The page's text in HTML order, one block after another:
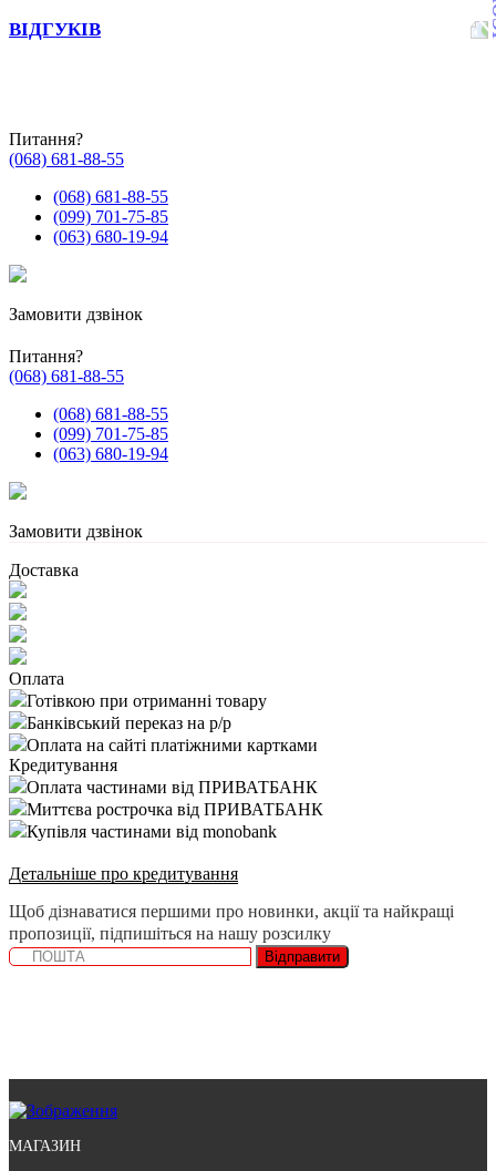
ВІДГУКІВ
Питання?
(068) 681-88-55
(068) 681-88-55
(099) 701-75-85
(063) 680-19-94
Замовити дзвінок
Питання?
(068) 681-88-55
(068) 681-88-55
(099) 701-75-85
(063) 680-19-94
Замовити дзвінок
Доставка
Оплата
Готівкою при отриманні товару
Банківський переказ на р/р
Оплата на сайті платіжними картками
Кредитування
Оплата частинами від ПРИВАТБАНК
Миттєва рострочка від ПРИВАТБАНК
Купівля частинами від monobank
Детальніше про кредитування
Щоб дізнаватися першими про новинки, акції та найкращі
пропозиції, підпишіться на нашу розсилку
Відправити
МАГАЗИН